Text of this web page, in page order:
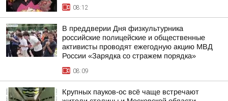
08:12
В преддверии Дня физкультурника
российские полицейские и общественные
активисты проводят ежегодную акцию МВД
России «Зарядка со стражем порядка»
08:09
Крупных пауков-ос всё чаще встречают